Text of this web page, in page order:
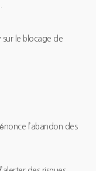
sur le blocage de
l’abandon des